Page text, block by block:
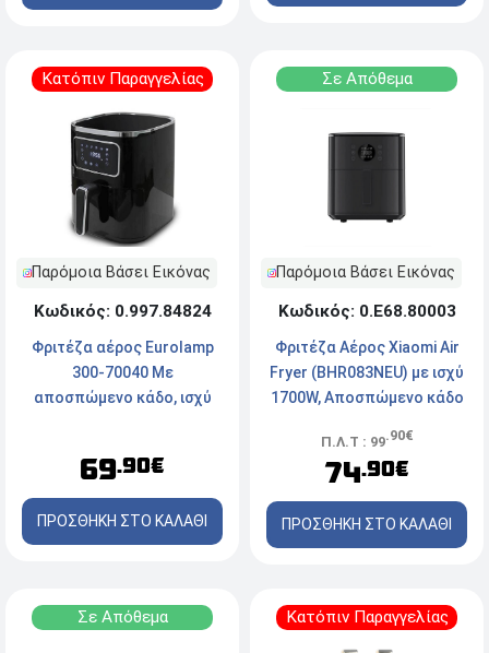
Κατόπιν Παραγγελίας
Παρόμοια Βάσει Εικόνας
Κωδικός: 0.997.84824
Φριτέζα αέρος Eurolamp
300-70040 Mε
αποσπώμενο κάδο, ισχύ
69.90€
ΠΡΟΣΘΗΚΗ ΣΤΟ ΚΑΛΑΘΙ
Σε Απόθεμα
Παρόμοια Βάσει Εικόνας
Κωδικός: 0.Ε68.80003
Φριτέζα Αέρος Xiaomi Air
Fryer (BHR083NEU) με ισχύ
1700W, Αποσπώμενο κάδο
Μαύρη
Π.Λ.Τ : 99.90€
74.90€
ΠΡΟΣΘΗΚΗ ΣΤΟ ΚΑΛΑΘΙ
Σε Απόθεμα Κατόπιν Παραγγελίας